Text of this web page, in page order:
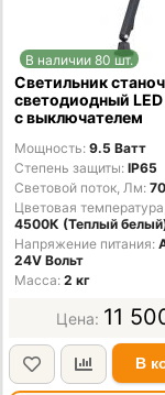
В наличии 80 шт.
Светильник
светодиодный
с выключателем
Мощность 9.5 Ватт
Степень защиты IP65
Световой поток, Лм
Цветовая
4500К (Теплый
Напряжение питания
24V Вольт
Масса 2 кг
11
В